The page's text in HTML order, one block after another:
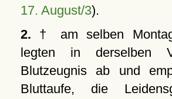
17. August/3).
2. † am selben
legten in derselben
Blutzeugnis ab und
Bluttaufe, die